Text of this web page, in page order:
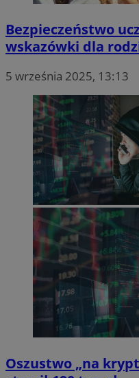
Bezpieczeństwo
wskazówki dla
5 września 2025, 13:13
Oszustwo „na